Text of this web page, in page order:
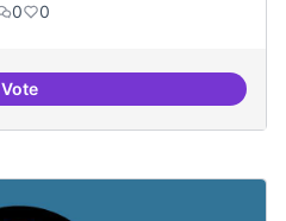
0 0
VoteEspai on la gent expressi i